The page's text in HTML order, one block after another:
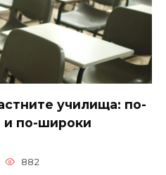
училища: по-
и по-широки
882